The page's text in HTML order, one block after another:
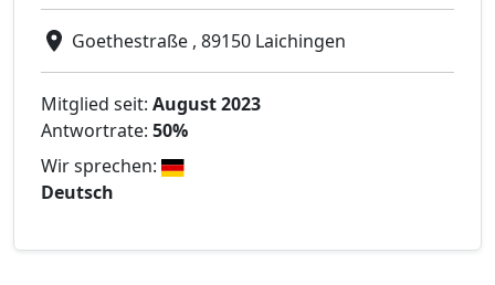
Goethestraße , 89150 Laichingen
Mitglied seit: August 2023
Antwortrate: 50%
Wir sprechen:
Deutsch